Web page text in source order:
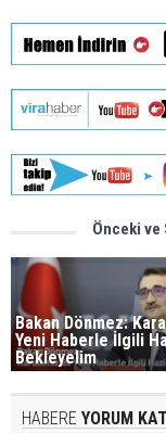
Önceki ve
Bakan Dönmez:
Yeni Haberle İlgili
Bekleyelim
HABERE YORUM KAT